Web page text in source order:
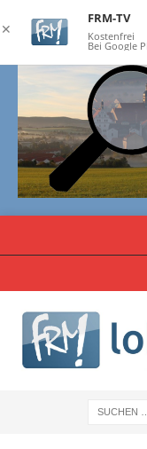
✕
FRM-TV
Kostenfrei
Bei Google